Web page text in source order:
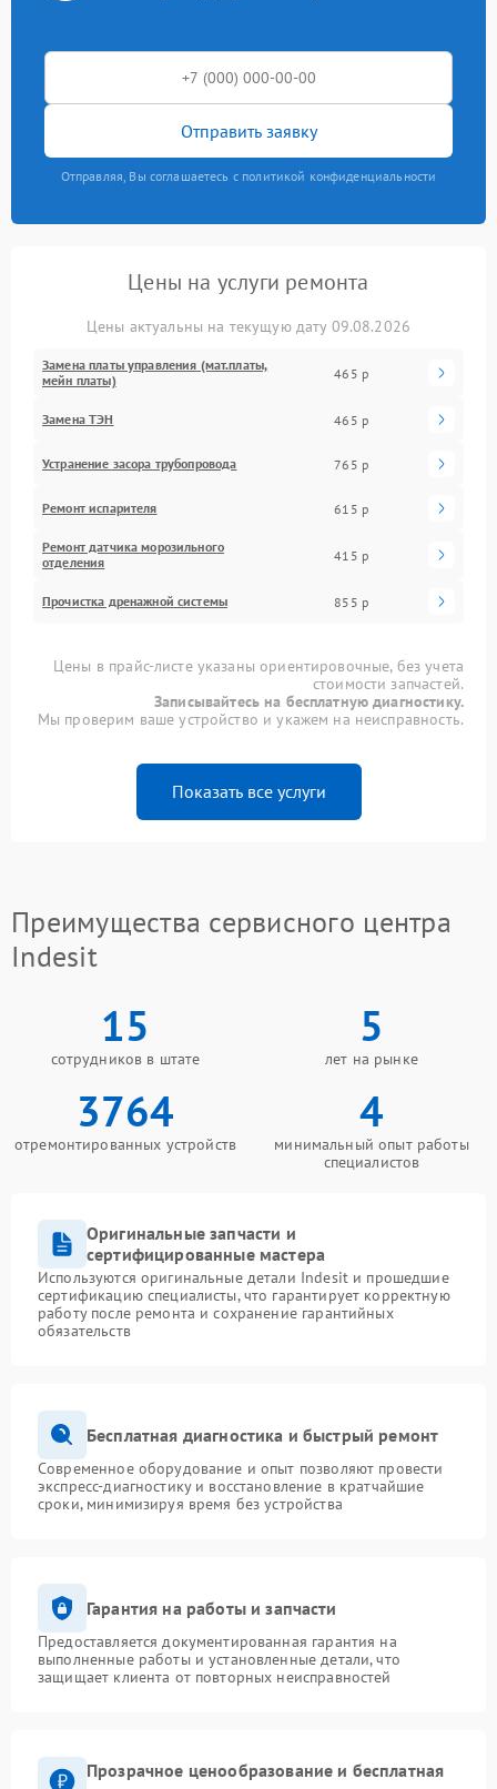
Отправить заявку
Отправляя, Вы соглашаетесь с политикой конфиденциальности
Цены на услуги ремонта
Цены актуальны на текущую дату 09.08.2026
Замена платы управления (мат.платы,
мейн платы)
465 р
Замена ТЭН 465 р
Устранение засора трубопровода 765 р
Ремонт испарителя 615 р
Ремонт датчика морозильного
отделения
415 р
Прочистка дренажной системы 855 р
Цены в прайс-листе указаны ориентировочные, без учета
стоимости запчастей.
Записывайтесь на бесплатную диагностику.
Мы проверим ваше устройство и укажем на неисправность.
Показать все услуги
Преимущества сервисного центра
Indesit
15
сотрудников в штате
5
лет на рынке
3764
отремонтированных устройств
4
минимальный опыт работы
специалистов
Оригинальные запчасти и
сертифицированные мастера
Используются оригинальные детали Indesit и прошедшие
сертификацию специалисты, что гарантирует корректную
работу после ремонта и сохранение гарантийных
обязательств
Бесплатная диагностика и быстрый ремонт
Современное оборудование и опыт позволяют провести
экспресс-диагностику и восстановление в кратчайшие
сроки, минимизируя время без устройства
Гарантия на работы и запчасти
Предоставляется документированная гарантия на
выполненные работы и установленные детали, что
защищает клиента от повторных неисправностей
Прозрачное ценообразование и бесплатная